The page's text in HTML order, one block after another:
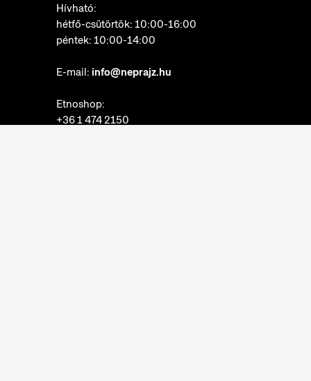
Hívható:
hétfő-csütörtök: 10:00-16:00
péntek: 10:00-14:00
E-mail: info@neprajz.hu
Etnoshop:
+36 1 474 2150